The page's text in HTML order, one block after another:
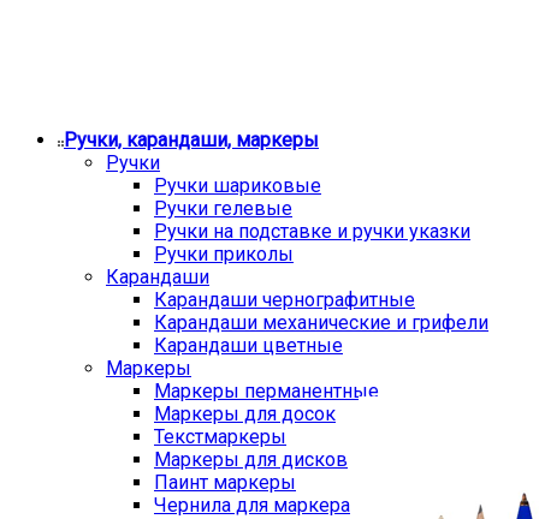
Ручки, карандаши, маркеры
Ручки
Ручки шариковые
Ручки гелевые
Ручки на подставке и ручки указки
Ручки приколы
Карандаши
Карандаши чернографитные
Карандаши механические и грифели
Карандаши цветные
Маркеры
Маркеры перманентные
Маркеры для досок
Текстмаркеры
Маркеры для дисков
Паинт маркеры
Чернила для маркера